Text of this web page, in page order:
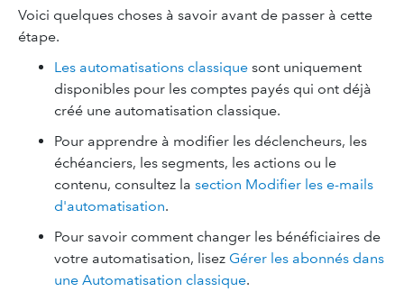
Voici quelques choses à savoir avant de passer à cette
étape.
Les automatisations classique sont uniquement
disponibles pour les comptes payés qui ont déjà
créé une automatisation classique.
Pour apprendre à modifier les déclencheurs, les
échéanciers, les segments, les actions ou le
contenu, consultez la section Modifier les e-mails
d'automatisation.
Pour savoir comment changer les bénéficiaires de
votre automatisation, lisez Gérer les abonnés dans
une Automatisation classique.